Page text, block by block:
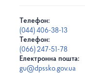
Телефон:
(044) 406-38-13
Телефон:
(066) 247-51-78
Електронна пошта:
gu@dpssko.gov.ua